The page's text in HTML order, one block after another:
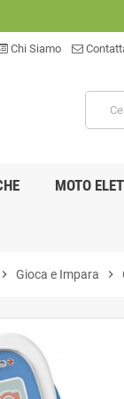
Chi Siamo
MOTO
chevron_right Gioca e Impara chevron_right